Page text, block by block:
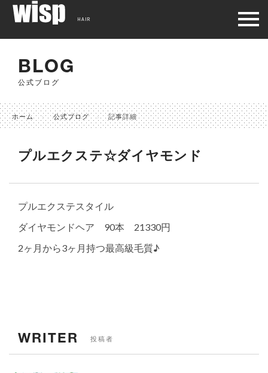
BLOG
公式ブログ
ホーム 公式ブログ 記事詳細
プルエクステ☆ダイヤモンド
プルエクステスタイル
ダイヤモンドヘア 90本 21330円
2ヶ月から3ヶ月持つ最高級毛質♪
WRITER 投稿者
HAIR